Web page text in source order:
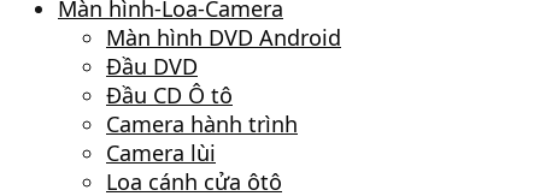
Màn hình-Loa-Camera
Màn hình DVD Android
Đầu DVD
Đầu CD Ô tô
Camera hành trình
Camera lùi
Loa cánh cửa ôtô